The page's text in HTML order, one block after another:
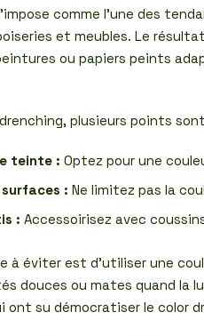
comme l’une des
et meubles. Le
ou papiers peints
plusieurs points
teinte : Optez pour une
: Ne limitez pas la
: Accessoirisez avec
à éviter est d’utiliser une
douces ou mates quand la
ont su démocratiser le